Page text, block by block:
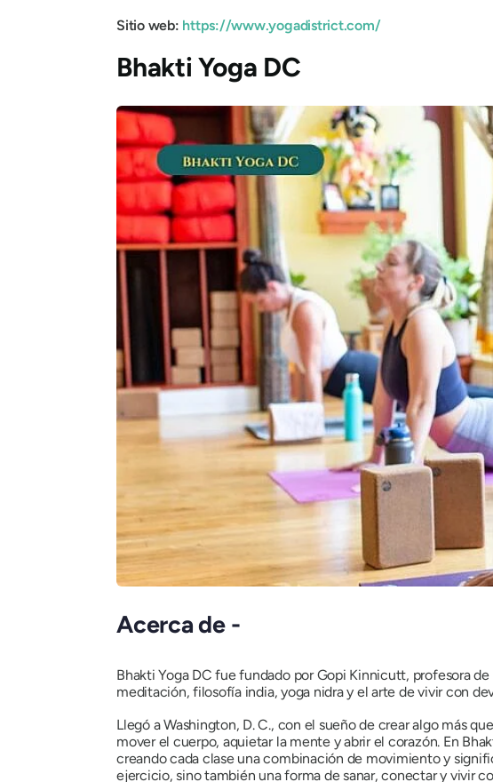
Sitio web: https://www.yogadistrict.com/
Bhakti Yoga DC
Acerca de -
Bhakti Yoga DC fue fundado por Gopi Kinnicutt, profesora
meditación, filosofía india, yoga nidra y el arte de vivir con
Llegó a Washington, D. C., con el sueño de crear algo más
mover el cuerpo, aquietar la mente y abrir el corazón. En
creando cada clase una combinación de movimiento y
ejercicio, sino también una forma de sanar, conectar y vivir